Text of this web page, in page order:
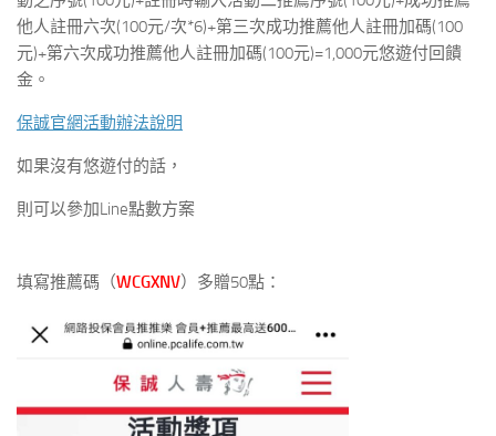
他人註冊六次(100元/次*6)+第三次成功推薦他人註冊加碼(100
元)+第六次成功推薦他人註冊加碼(100元)=1,000元悠遊付回饋
金。
保誠官網活動辦法說明
如果沒有悠遊付的話，
則可以參加Line點數方案
填寫推薦碼（WCGXNV）多贈50點：